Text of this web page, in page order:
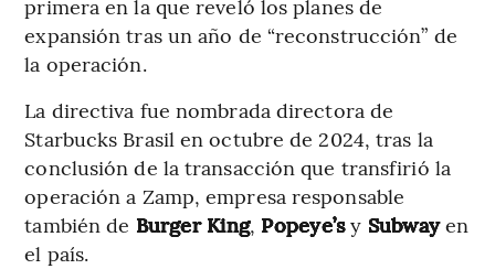
primera en la que reveló los planes de
expansión tras un año de “reconstrucción” de
la operación.
La directiva fue nombrada directora de
Starbucks Brasil en octubre de 2024, tras la
conclusión de la transacción que transfirió la
operación a Zamp, empresa responsable
también de Burger King, Popeye’sy Subwayen
el país.